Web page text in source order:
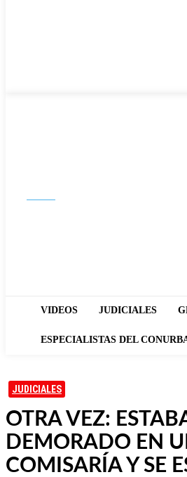
VIDEOS JUDICIALES
ESPECIALISTAS DEL
JUDICIALES
OTRA VEZ:
DEMORADO EN
COMISARÍA Y SE